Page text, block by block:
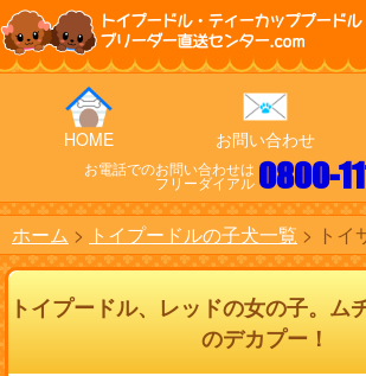
トイプードル・ティーカッププードル
ブリーダー直送センター.com
HOME お問い合わせ
お電話でのお問い合わせは
フリーダイアル 0800-
ホーム トイプードルの子犬一覧 ト
トイプードル、レッドの女の子。ム
のデカプー！